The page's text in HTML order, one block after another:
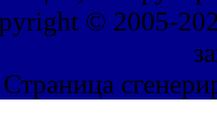
© 2005-
Страница